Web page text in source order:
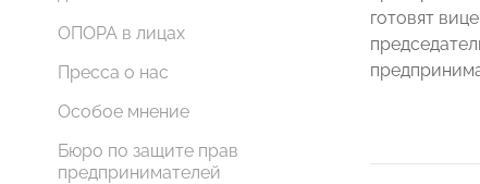
ОПОРА в лицах
Пресса о нас
Особое мнение
Бюро по защите прав
предпринимателей
готовят